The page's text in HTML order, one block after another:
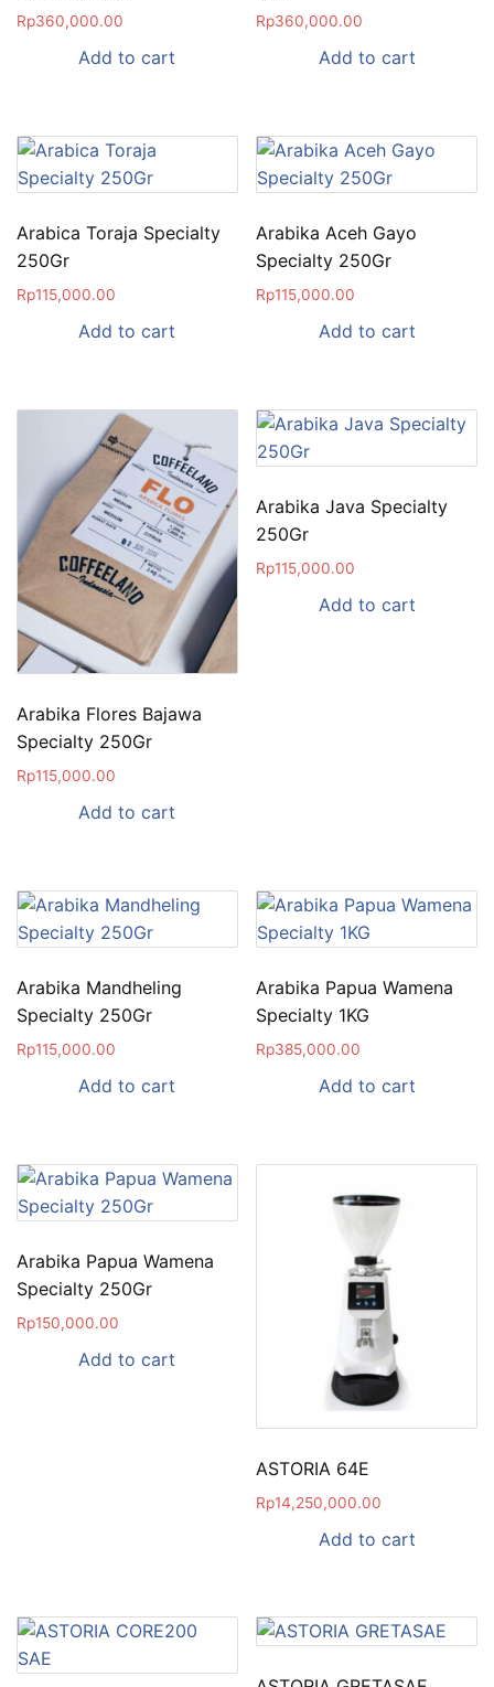
Rp360,000.00
Add to cart
Rp360,000.00
Add to cart
Arabica Toraja Specialty
250Gr
Rp115,000.00
Add to cart
Arabika Aceh Gayo
Specialty 250Gr
Rp115,000.00
Add to cart
Arabika Flores Bajawa
Specialty 250Gr
Rp115,000.00
Add to cart
Arabika Java Specialty
250Gr
Rp115,000.00
Add to cart
Arabika Mandheling
Specialty 250Gr
Rp115,000.00
Add to cart
Arabika Papua Wamena
Specialty 1KG
Rp385,000.00
Add to cart
Arabika Papua Wamena
Specialty 250Gr
Rp150,000.00
Add to cart
ASTORIA 64E
Rp14,250,000.00
Add to cart